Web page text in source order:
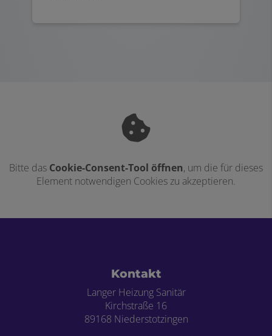
Bitte das Cookie-Consent-Tool öffnen, um die für dieses
Element notwendigen Cookies zu akzeptieren.
Kontakt
Langer Heizung Sanitär
Kirchstraße 16
89168 Niederstotzingen